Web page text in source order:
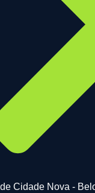
Cidade Nova -